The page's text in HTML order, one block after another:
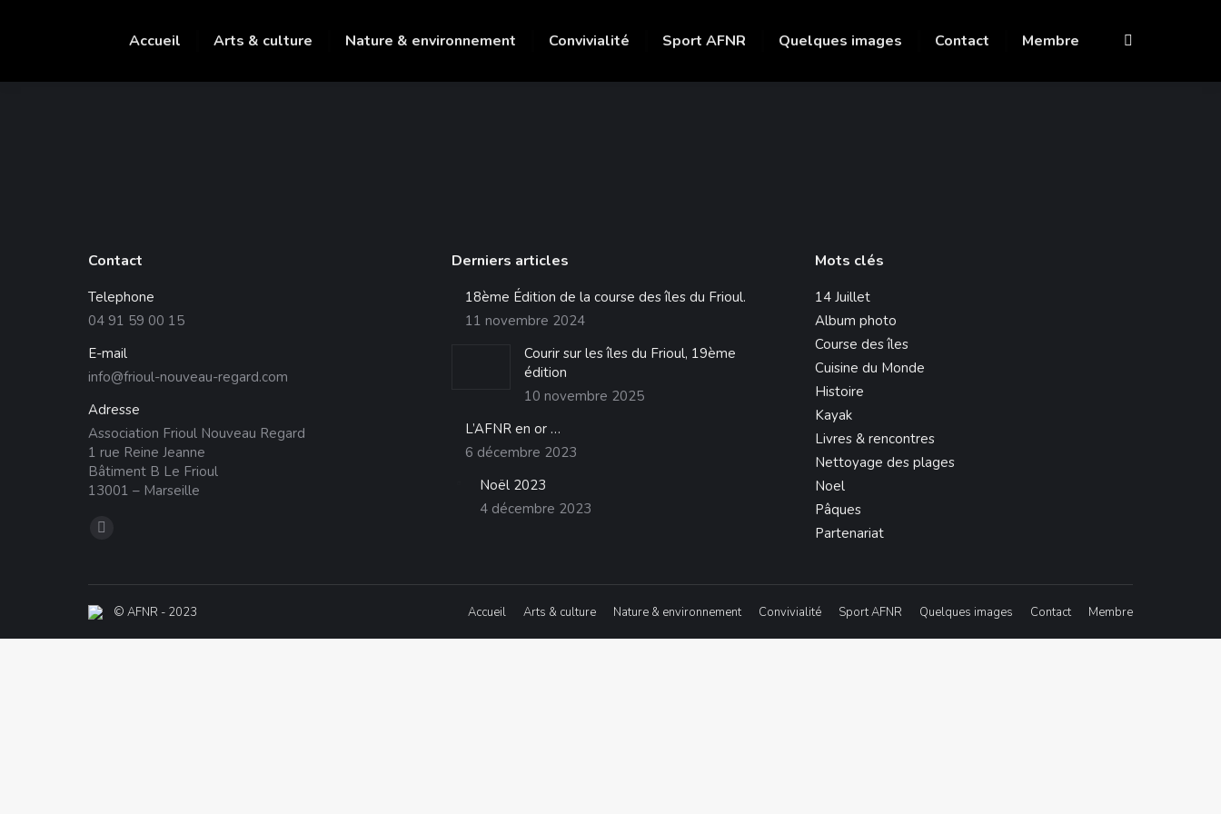
Accueil Arts & culture Nature & environnement Convivialité Sport AFNR Quelques images Contact Membre
Recherche
Contact
Telephone
04 91 59 00 15
E-mail
info@frioul-nouveau-regard.com
Adresse
Association Frioul Nouveau Regard
1 rue Reine Jeanne
Bâtiment B Le Frioul
13001 – Marseille
Trouvez nous sur :
La
Facebook
s'ouvre
Derniers articles
18ème Édition de la course des îles du Frioul.
11 novembre 2024
Courir sur les îles du Frioul, 19ème
édition
10 novembre 2025
L’AFNR en or …
6 décembre 2023
Noël 2023
4 décembre 2023
Mots clés
14 Juillet
Album photo
Course des îles
Cuisine du Monde
Histoire
Kayak
Livres & rencontres
Nettoyage des plages
Noel
Pâques
Partenariat
© AFNR - 2023 Accueil Arts & culture Nature & environnement Convivialité Sport AFNR Quelques images Contact Membre